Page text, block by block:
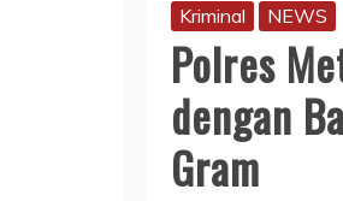
Kriminal NEWS
Polres
dengan
Gram